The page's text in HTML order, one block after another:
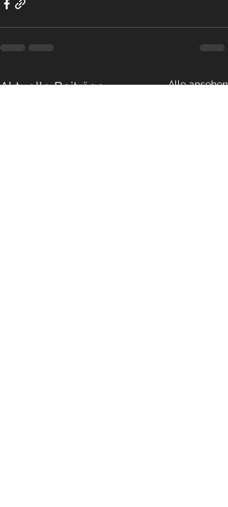
Aktuelle Beiträge Alle ansehen